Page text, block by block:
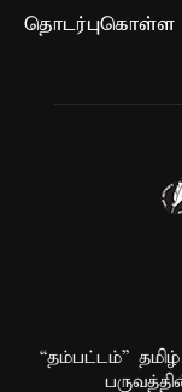
தொடர்புகொள்ள
“தம்பட்டம்”